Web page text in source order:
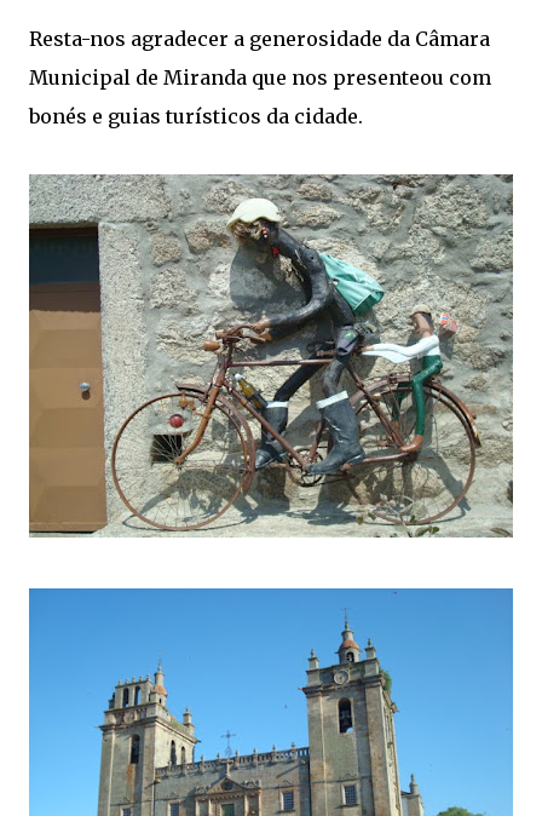
Resta-nos agradecer a generosidade da Câmara
Municipal de Miranda que nos presenteou com
bonés e guias turísticos da cidade.